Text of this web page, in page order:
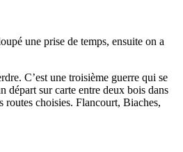
une prise de temps, ensuite on a
C’est une troisième guerre qui se
départ sur carte entre deux bois dans
routes choisies. Flancourt, Biaches,